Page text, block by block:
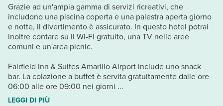
Grazie ad un'ampia gamma di servizi ricreativi, che
includono una piscina coperta e una palestra aperta giorno
e notte, il divertimento è assicurato. In questo hotel potrai
inoltre contare su il Wi-Fi gratuito, una TV nelle aree
comuni e un'area picnic.
Fairfield Inn & Suites Amarillo Airport include uno snack
bar. La colazione a buffet è servita gratuitamente dalle ore
06:00 alle ore 09:00 nei giorni ...
LEGGI DI PIÙ